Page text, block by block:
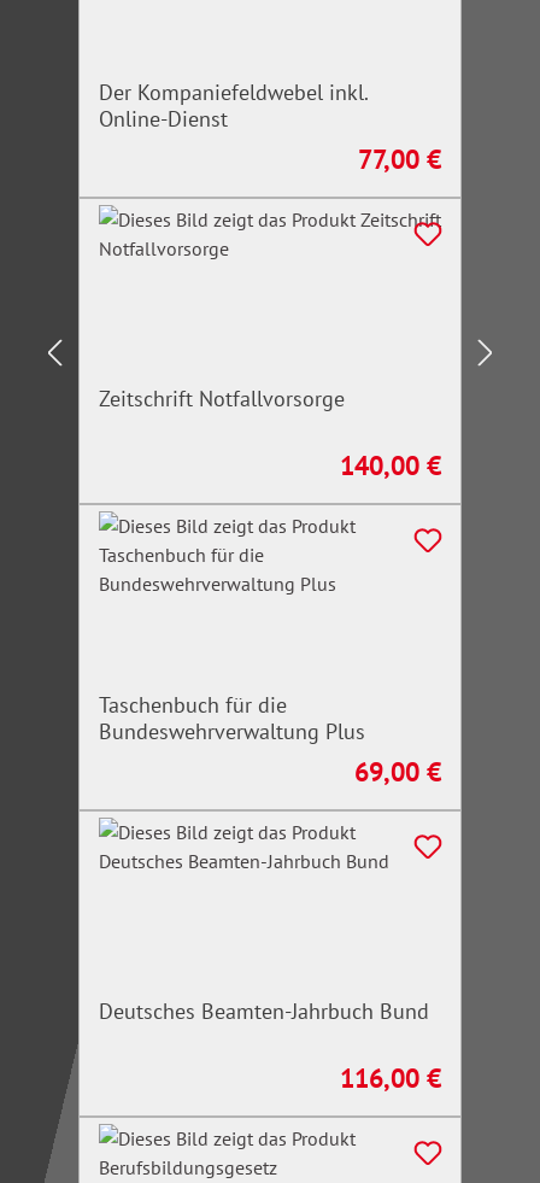
Der Kompaniefeldwebel inkl.
Online-Dienst
Regulärer Preis:
77,00 €
Zeitschrift Notfallvorsorge
Regulärer Preis:
140,00 €
Taschenbuch für die
Bundeswehrverwaltung Plus
Regulärer Preis:
69,00 €
Deutsches Beamten-Jahrbuch Bund
Regulärer Preis:
116,00 €